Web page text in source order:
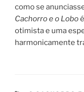
como se
Cachorro e o Lobo
otimista e uma
harmonicamente